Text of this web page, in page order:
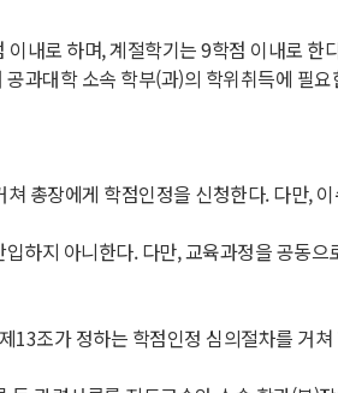
내로 하며, 계절학기는 9학점 이내로 한
대학 소속 학부(과)의 학위취득에 필
총장에게 학점인정을 신청한다. 다만,
지 아니한다. 다만, 교육과정을 공동
조가 정하는 학점인정 심의절차를 거